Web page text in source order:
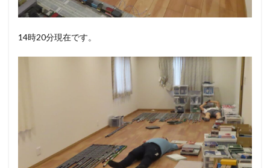
14時20分現在です。